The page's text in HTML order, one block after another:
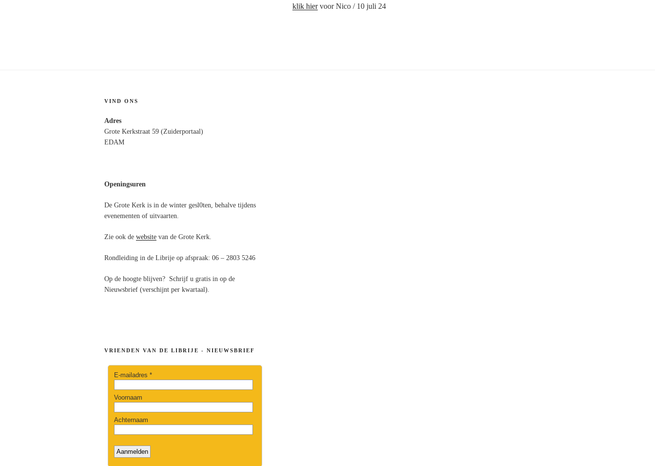
klik hiervoor Nico / 10 juli 24
VIND ONS
Adres
Grote Kerkstraat 59 (Zuiderportaal)
EDAM
Openingsuren
De Grote Kerk is in de winter gesl0ten, behalve tijdens
evenementen of uitvaarten.
Zie ook de website van de Grote Kerk.
Rondleiding in de Librije op afspraak: 06 – 2803 5246
Op de hoogte blijven? Schrijf u gratis in op de
Nieuwsbrief (verschijnt per kwartaal).
VRIENDEN VAN DE LIBRIJE - NIEUWSBRIEF